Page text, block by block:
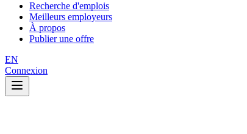
Recherche d'emplois
Meilleurs employeurs
À propos
Publier une offre
EN
Connexion